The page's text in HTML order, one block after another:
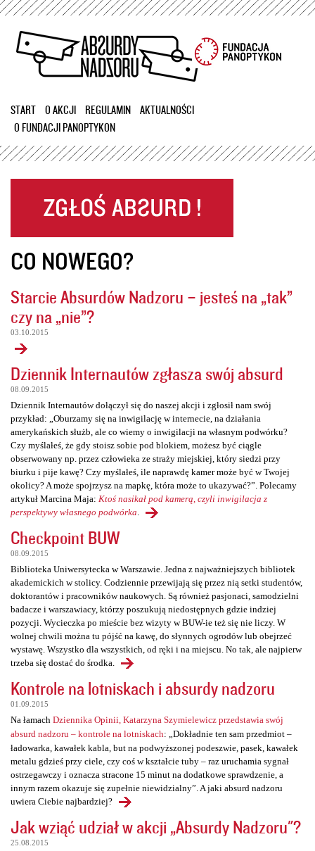
Przejdź
treści
START O AKCJI REGULAMIN
AKTUALNOŚCI
O FUNDACJI PANOPTYKON
CO NOWEGO?
Starcie Absurdów Nadzoru – jesteś na „tak”
czy na „nie”?
03.10.2015
Dziennik Internautów zgłasza swój absurd
08.09.2015
Dziennik Internautów dołączył się do naszej akcji i zgłosił nam swój
przykład: „Oburzamy się na inwigilację w internecie, na działania
amerykańskich służb, ale co wiemy o inwigilacji na własnym podwórku?
Czy myślałeś, że gdy stoisz sobie pod blokiem, możesz być ciągle
obserwowany np. przez człowieka ze straży miejskiej, który siedzi przy
biurku i pije kawę? Czy myślałeś, ile naprawdę kamer może być w Twojej
okolicy? A może spojrzysz na mapkę, która może to ukazywać?”. Polecamy
artykuł Marcina Maja: Ktoś nasikał pod kamerą, czyli inwigilacja z
perspektywy własnego podwórka
Checkpoint BUW
08.09.2015
Biblioteka Uniwersytecka w Warszawie. Jedna z najważniejszych bibliotek
akademickich w stolicy. Codziennie przewijają się przez nią setki studentów,
doktorantów i pracowników naukowych. Są również pasjonaci, samodzielni
badacze i warszawiacy, którzy poszukują niedostępnych gdzie indziej
pozycji. Wycieczka po mieście bez wizyty w BUW-ie też się nie liczy. W
wolnej chwili można tu pójść na kawę, do słynnych ogrodów lub obejrzeć
wystawę. Wszystko dla wszystkich, od ręki i na miejscu. No tak, ale najpierw
trzeba się dostać do środka.
Kontrole na lotniskach i absurdy nadzoru
01.09.2015
Na łamach Dziennika Opinii, Katarzyna Szymielewicz przedstawia swój
absurd nadzoru – kontrole na lotniskach: „Dokładnie ten sam przedmiot –
ładowarka, kawałek kabla, but na podwyższonej podeszwie, pasek, kawałek
metalu gdzieś przy ciele, czy coś w kształcie tuby – raz uruchamia sygnał
ostrzegawczy i oznacza stracone 15 minut na dodatkowe sprawdzenie, a
innym razem okazuje się zupełnie niewidzialny”. A jaki absurd nadzoru
uwiera Ciebie najbardziej?
Jak wziąć udział w akcji „Absurdy Nadzoru"?
25.08.2015